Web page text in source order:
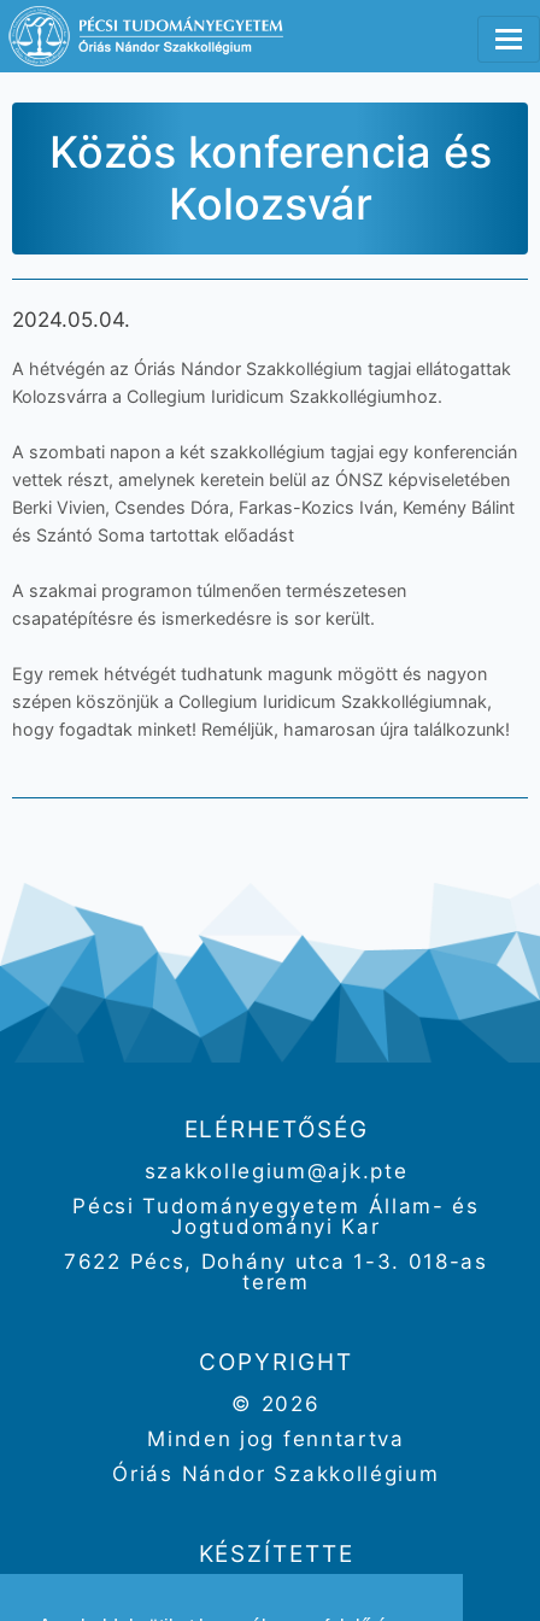
Közös konferencia és
Kolozsvár
2024.05.04.
A hétvégén az Óriás Nándor Szakkollégium tagjai ellátogattak
Kolozsvárra a Collegium Iuridicum Szakkollégiumhoz.
A szombati napon a két szakkollégium tagjai egy konferencián
vettek részt, amelynek keretein belül az ÓNSZ képviseletében
Berki Vivien, Csendes Dóra, Farkas-Kozics Iván, Kemény Bálint
és Szántó Soma tartottak előadást
A szakmai programon túlmenően természetesen
csapatépítésre és ismerkedésre is sor került.
Egy remek hétvégét tudhatunk magunk mögött és nagyon
szépen köszönjük a Collegium Iuridicum Szakkollégiumnak,
hogy fogadtak minket! Reméljük, hamarosan újra találkozunk!
ELÉRHETŐSÉG
szakkollegium@ajk.pte
Pécsi Tudományegyetem Állam- és
Jogtudományi Kar
7622 Pécs, Dohány utca 1-3. 018-as
terem
COPYRIGHT
© 2026
Minden jog fenntartva
Óriás Nándor Szakkollégium
KÉSZÍTETTE